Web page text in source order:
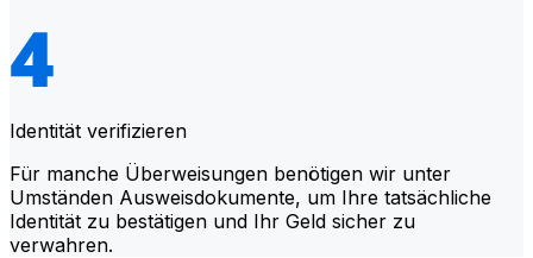
Identität verifizieren
Für manche Überweisungen benötigen wir unter
Umständen Ausweisdokumente, um Ihre tatsächliche
Identität zu bestätigen und Ihr Geld sicher zu
verwahren.